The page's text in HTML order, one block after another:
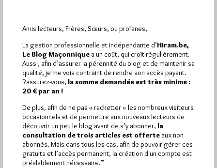
Les rendez-vous maçonniques de Blois
: un succès « inattendu »
Par Géplu
Mardi 9/02/16
Lu 948 fois
C'est la Nouvelle république qui l'annonce dans son édition de
ce mardi 2 février : Les organisateurs n’auraient jamais osé
parier…
DansDans la presse
Amis lecteurs, Frères, Sœurs, ou profanes,
La gestion professionnelle et indépendante d’Hiram.be,
Le Blog Maçonnique a un coût, qui croît régulièrement.
Aussi, afin d’assurer la pérennité du blog et de maintenir sa
qualité, je me vois contraint de rendre son accès payant.
Rassurez-vous, la somme demandée est très minime :
20 € par an !
De plus, afin de ne pas « racketter » les nombreux visiteurs
occasionnels et de permettre aux nouveaux lecteurs de
découvrir un peu le blog avant de s’y abonner, la
consultation de trois articles est offerte aux non
abonnés. Mais dans tous les cas, afin de pouvoir gérer ces
gratuits et l’accès permanent, la création d'un compte est
préalablement nécessaire.*